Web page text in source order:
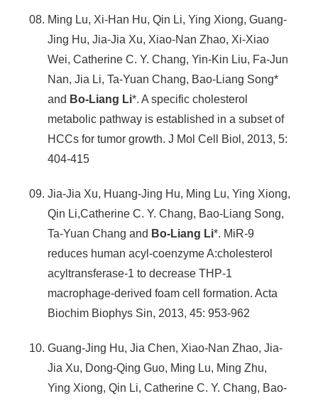
Ming Lu, Xi-Han Hu, Qin Li, Ying Xiong, Guang-
Jing Hu, Jia-Jia Xu, Xiao-Nan Zhao, Xi-Xiao
Wei, Catherine C. Y. Chang, Yin-Kin Liu, Fa-Jun
Nan, Jia Li, Ta-Yuan Chang, Bao-Liang Song*
and Bo-Liang Li*. A specific cholesterol
metabolic pathway is established in a subset of
HCCs for tumor growth. J Mol Cell Biol, 2013, 5:
404-415
Jia-Jia Xu, Huang-Jing Hu, Ming Lu, Ying Xiong,
Qin Li,Catherine C. Y. Chang, Bao-Liang Song,
Ta-Yuan Chang and Bo-Liang Li*. MiR-9
reduces human acyl-coenzyme A:cholesterol
acyltransferase-1 to decrease THP-1
macrophage-derived foam cell formation. Acta
Biochim Biophys Sin, 2013, 45: 953-962
Guang-Jing Hu, Jia Chen, Xiao-Nan Zhao, Jia-
Jia Xu, Dong-Qing Guo, Ming Lu, Ming Zhu,
Ying Xiong, Qin Li, Catherine C. Y. Chang, Bao-